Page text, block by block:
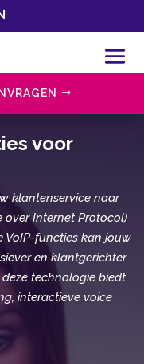
voor
klantenservice naar
over Internet Protocol)
VoIP-functies kan jouw
en klantgerichter
technologie biedt.
interactieve voice